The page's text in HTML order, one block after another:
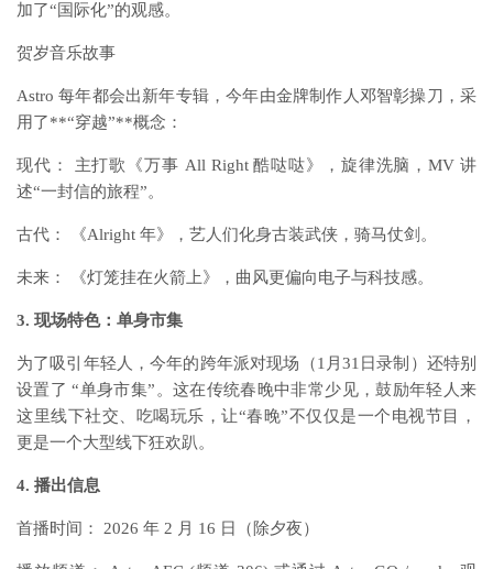
加了“国际化”的观感。
贺岁音乐故事
Astro 每年都会出新年专辑，今年由金牌制作人邓智彰操刀，采
用了**“穿越”**概念：
现代： 主打歌《万事 All Right 酷哒哒》，旋律洗脑，MV 讲
述“一封信的旅程”。
古代： 《Alright 年》，艺人们化身古装武侠，骑马仗剑。
未来： 《灯笼挂在火箭上》，曲风更偏向电子与科技感。
3. 现场特色：单身市集
为了吸引年轻人，今年的跨年派对现场（1月31日录制）还特别
设置了 “单身市集”。这在传统春晚中非常少见，鼓励年轻人来
这里线下社交、吃喝玩乐，让“春晚”不仅仅是一个电视节目，
更是一个大型线下狂欢趴。
4. 播出信息
首播时间： 2026 年 2 月 16 日（除夕夜）